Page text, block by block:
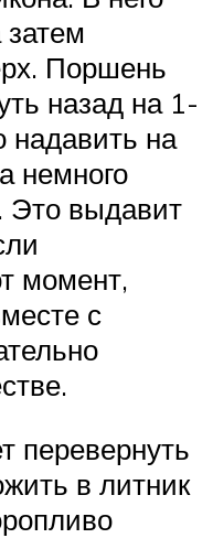
Поршень
назад на 1-
надавить на
немного
Это выдавит
момент,
с
перевернуть
в литник